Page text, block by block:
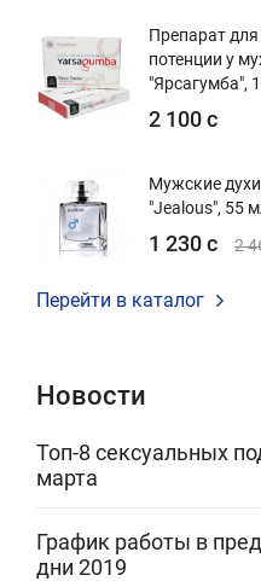
Препарат
потенции у
"Ярсагумба",
2 100 с
Мужские
"Jealous", 55
1 230 с 2
Перейти в каталог
Новости
Топ-8 сексуальных
марта
График работы в
дни 2019